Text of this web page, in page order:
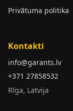
Privātuma politika
Kontakti
info@garants.lv
+371 27858532
Rīga, Latvija